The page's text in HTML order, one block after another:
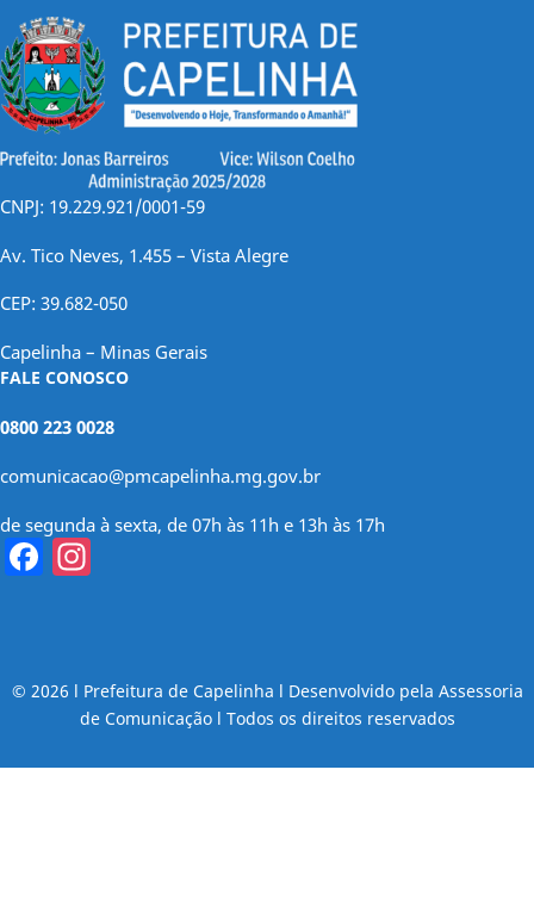
CNPJ: 19.229.921/0001-59
Av. Tico Neves, 1.455 – Vista Alegre
CEP: 39.682-050
Capelinha – Minas Gerais
FALE CONOSCO
0800 223 0028
comunicacao@pmcapelinha.mg.gov.br
de segunda à sexta, de 07h às 11h e 13h às 17h
Facebook
© 2026 l Prefeitura de Capelinha l Desenvolvido pela Assessoria
de Comunicação l Todos os direitos reservados